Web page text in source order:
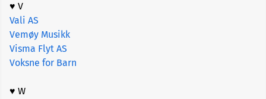
♥ V
Vali AS
Vemøy Musikk
Visma Flyt AS
Voksne for Barn
♥ W